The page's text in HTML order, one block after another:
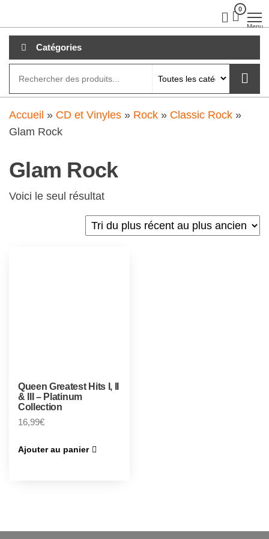
au
contenu
0
Menu
Catégories
Accueil » CD et Vinyles » Rock » Classic Rock »
Glam Rock
Glam Rock
Voici le seul résultat
Queen Greatest Hits I, II
& III – Platinum
Collection
16,99€
Ajouter au panier